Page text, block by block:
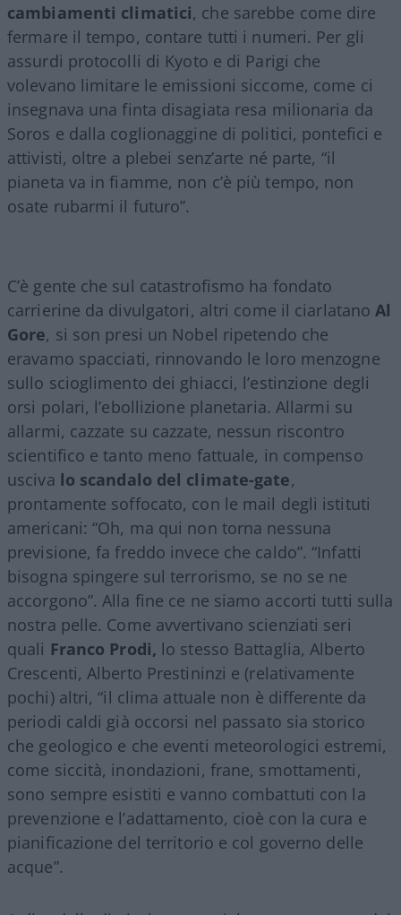
cambiamenti climatici, che sarebbe come dire
fermare il tempo, contare tutti i numeri. Per gli
assurdi protocolli di Kyoto e di Parigi che
volevano limitare le emissioni siccome, come ci
insegnava una finta disagiata resa milionaria da
Soros e dalla coglionaggine di politici, pontefici e
attivisti, oltre a plebei senz’arte né parte, “il
pianeta va in fiamme, non c’è più tempo, non
osate rubarmi il futuro”.
C’è gente che sul catastrofismo ha fondato
carrierine da divulgatori, altri come il ciarlatanoAl
Gore, si son presi un Nobel ripetendo che
eravamo spacciati, rinnovando le loro menzogne
sullo scioglimento dei ghiacci, l’estinzione degli
orsi polari, l’ebollizione planetaria. Allarmi su
allarmi, cazzate su cazzate, nessun riscontro
scientifico e tanto meno fattuale, in compenso
usciva lo scandalo del climate-gate,
prontamente soffocato, con le mail degli istituti
americani: “Oh, ma qui non torna nessuna
previsione, fa freddo invece che caldo”. “Infatti
bisogna spingere sul terrorismo, se no se ne
accorgono”. Alla fine ce ne siamo accorti tutti sulla
nostra pelle. Come avvertivano scienziati seri
quali Franco Prodi, lo stesso Battaglia, Alberto
Crescenti, Alberto Prestininzi e (relativamente
pochi) altri, “il clima attuale non è differente da
periodi caldi già occorsi nel passato sia storico
che geologico e che eventi meteorologici estremi,
come siccità, inondazioni, frane, smottamenti,
sono sempre esistiti e vanno combattuti con la
prevenzione e l’adattamento, cioè con la cura e
pianificazione del territorio e col governo delle
acque”.